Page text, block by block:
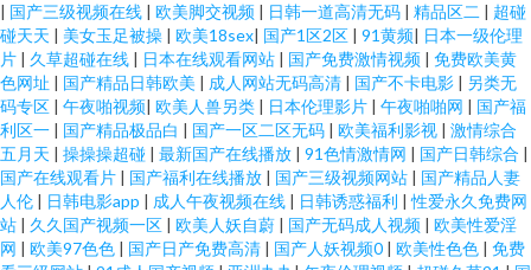
| 国产三级视频在线 | 欧美脚交视频 | 日韩一道高清无码 | 精品区二 | 超碰
碰天天 | 美女玉足被操 | 欧美18sex| 国产1区2区 | 91黄频| 日本一级伦理
片 | 久草超碰在线 | 日本在线观看网站 | 国产免费激情视频 | 免费欧美黄
色网址 | 国产精品日韩欧美 | 成人网站无码高清 | 国产不卡电影 | 另类无
码专区 | 午夜啪视频| 欧美人兽另类 | 日本伦理影片 | 午夜啪啪网 | 国产福
利区一 | 国产精品极品白 | 国产一区二区无码 | 欧美福利影视 | 激情综合
五月天 | 操操操超碰 | 最新国产在线播放 | 91色情激情网 | 国产日韩综合 |
国产在线观看片 | 国产福利在线播放 | 国产三级视频网站 | 国产精品人妻
人伦 | 日韩电影app | 成人午夜视频在线 | 日韩诱惑福利 |性爱永久免费网
站 | 久久国产视频一区 | 欧美人妖自蔚 | 国产无码成人视频 | 欧美性爱淫
网 | 欧美97色色 | 国产日产免费高清 | 国产人妖视频0 | 欧美性色色 | 免费